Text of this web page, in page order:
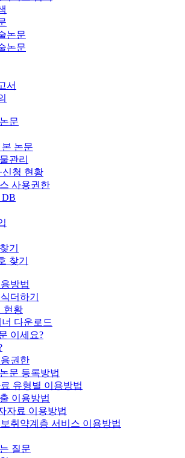
논문
논문
서
문
논문
관리
신청 현황
사용권한
DB
기
찾기
방법
더하기
현황
다운로드
이세요?
권한
문 등록방법
유형별 이용방법
이용방법
자료 이용방법
취약계층 서비스 이용방법
질문